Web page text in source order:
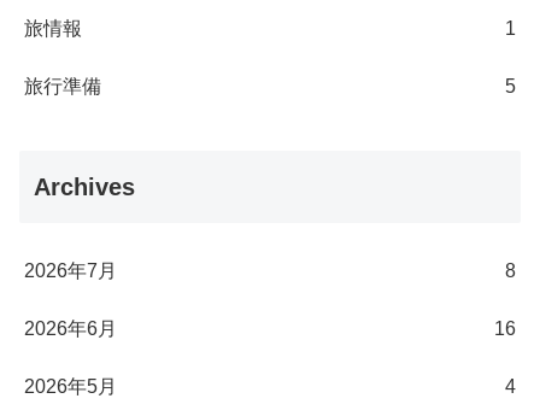
旅情報 1
旅行準備 5
Archives
2026年7月 8
2026年6月 16
2026年5月 4